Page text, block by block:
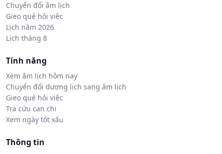
Chuyển đổi âm lịch
Gieo quẻ hỏi việc
Lịch năm 2026
Lịch tháng 8
Tính năng
Xem âm lịch hôm nay
Chuyển đổi dương lịch sang âm lịch
Gieo quẻ hỏi việc
Tra cứu can chi
Xem ngày tốt xấu
Thông tin